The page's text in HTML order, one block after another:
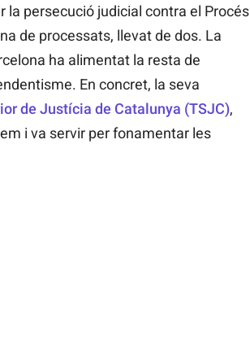
la persecució judicial contra el Procés
de processats, llevat de dos. La
ha alimentat la resta de
En concret, la seva
de Justícia de Catalunya (TSJC),
i va servir per fonamentar les